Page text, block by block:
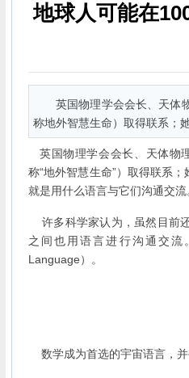
地球人可能在
英国物理学会会长、天体
称地外智慧生命）取得联系；
英国物理学会会长、天体物
称“地外智慧生命”）取得联系
就是用什么语言与它们沟通交流
许多科学家认为，虽然目前
之间也用语言进行沟通交流
Language）。
数学成为首选的宇宙语言，